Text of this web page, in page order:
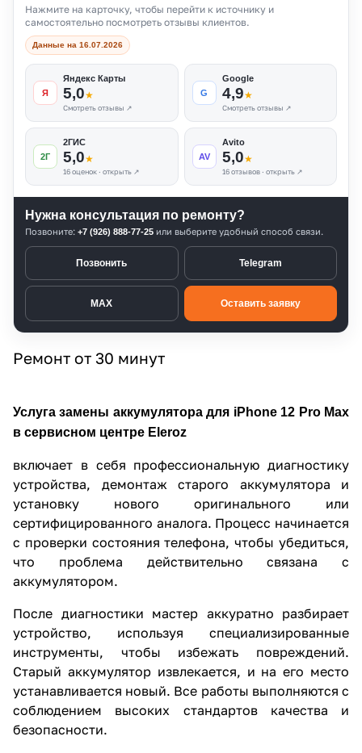
Нажмите на карточку, чтобы перейти к источнику и
самостоятельно посмотреть отзывы клиентов.
Данные на 16.07.2026
Я
Яндекс Карты
5,0★
Смотреть отзывы ↗
G
Google
4,9★
Смотреть отзывы ↗
2Г
2ГИС
5,0★
16 оценок · открыть ↗
AV
Avito
5,0★
16 отзывов · открыть ↗
Нужна консультация по ремонту?
Позвоните: +7 (926) 888-77-25 или выберите удобный способ связи.
Позвонить Telegram
MAX Оставить заявку
Ремонт от 30 минут
Услуга замены аккумулятора для iPhone 12 Pro Max
в сервисном центре Eleroz
включает в себя профессиональную диагностику
устройства, демонтаж старого аккумулятора и
установку нового оригинального или
сертифицированного аналога. Процесс начинается
с проверки состояния телефона, чтобы убедиться,
что проблема действительно связана с
аккумулятором.
После диагностики мастер аккуратно разбирает
устройство, используя специализированные
инструменты, чтобы избежать повреждений.
Старый аккумулятор извлекается, и на его место
устанавливается новый. Все работы выполняются с
соблюдением высоких стандартов качества и
безопасности.